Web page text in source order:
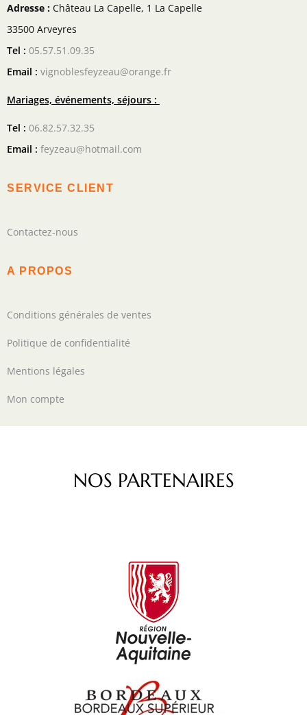
Adresse : Château La Capelle, 1 La Capelle
33500 Arveyres
Tel : 05.57.51.09.35
Email : vignoblesfeyzeau@orange.fr
Mariages, événements, séjours :
Tel : 06.82.57.32.35
Email : feyzeau@hotmail.com
SERVICE CLIENT
Contactez-nous
A PROPOS
Conditions générales de ventes
Politique de confidentialité
Mentions légales
Mon compte
NOS PARTENAIRES